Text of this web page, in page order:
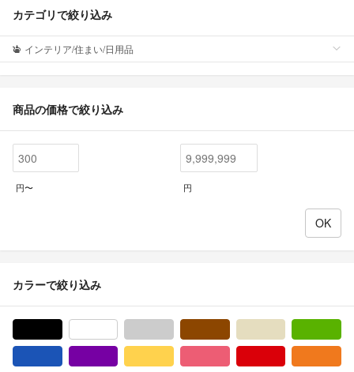
カテゴリで絞り込み
インテリア/住まい/日用品
商品の価格で絞り込み
円〜 円
カラーで絞り込み